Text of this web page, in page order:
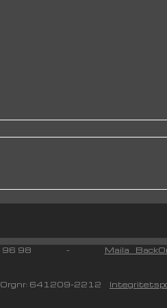
94 96 98 - Maila
641209-2212